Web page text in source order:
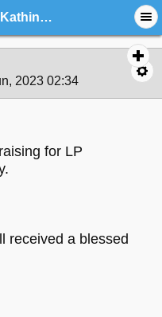
LP Boonsong Kathina 2023
2023 02:34
for LP
received a blessed